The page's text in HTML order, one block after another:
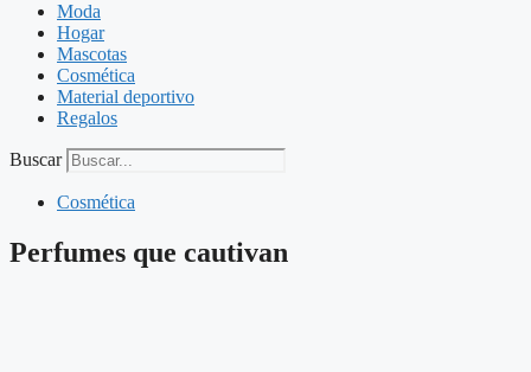
Moda
Hogar
Mascotas
Cosmética
Material deportivo
Regalos
Buscar
Cosmética
Perfumes que cautivan